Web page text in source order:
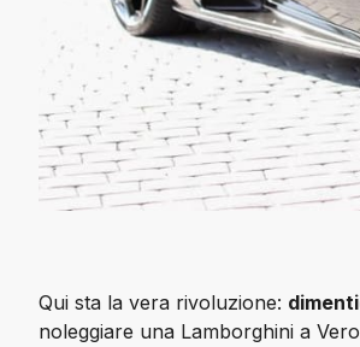
Qui sta la vera rivoluzione:
noleggiare una Lamborghini a